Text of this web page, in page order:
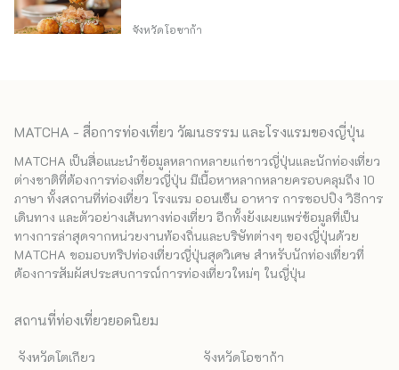
จังหวัดโอซาก้า
MATCHA - สื่อการท่องเที่ยว วัฒนธรรม และโรงแรมของญี่ปุ่น
MATCHA เป็นสื่อแนะนำข้อมูลหลากหลายแก่ชาวญี่ปุ่นและนักท่องเที่ยว
ต่างชาติที่ต้องการท่องเที่ยวญี่ปุ่น มีเนื้อหาหลากหลายครอบคลุมถึง 10
ภาษา ทั้งสถานที่ท่องเที่ยว โรงแรม ออนเซ็น อาหาร การชอปปิง วิธีการ
เดินทาง และตัวอย่างเส้นทางท่องเที่ยว อีกทั้งยังเผยแพร่ข้อมูลที่เป็น
ทางการล่าสุดจากหน่วยงานท้องถิ่นและบริษัทต่างๆ ของญี่ปุ่นด้วย
MATCHA ขอมอบทริปท่องเที่ยวญี่ปุ่นสุดวิเศษ สำหรับนักท่องเที่ยวที่
ต้องการสัมผัสประสบการณ์การท่องเที่ยวใหม่ๆ ในญี่ปุ่น
สถานที่ท่องเที่ยวยอดนิยม
จังหวัดโตเกียว จังหวัดโอซาก้า